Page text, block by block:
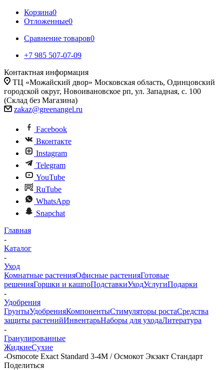
Корзина0
Отложенные0
Сравнение товаров0
+7 985 507-07-09
Контактная информация
ТЦ «Можайский двор» Московская область, Одинцовский
городской округ, Новоивановское рп, ул. Западная, с. 100
(Склад без Магазина)
zakaz@greenangel.ru
Facebook
Вконтакте
Instagram
Telegram
YouTube
RuTube
WhatsApp
Snapchat
Главная
-
Каталог
-
Уход
Комнатные растенияОфисные растенияГотовые
решенияГоршки и кашпоПодставкиУходУслугиПодарки
-
Удобрения
ГрунтыУдобренияКомпонентыСтимуляторы ростаСредства
защиты растенийИнвентарьНаборы для уходаЛитература
-
Гранулированные
ЖидкиеСухие
-Osmocote Exact Standard 3-4М / Осмокот Экзакт Стандарт
Поделиться